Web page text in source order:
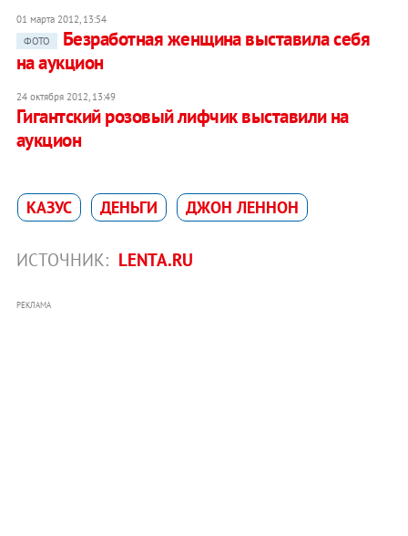
01 марта 2012, 13:54
ФОТО
Безработная женщина выставила себя
на аукцион
24 октября 2012, 13:49
Гигантский розовый лифчик выставили на
аукцион
КАЗУС ДЕНЬГИ ДЖОН ЛЕННОН
ИСТОЧНИК: LENTA.RU
РЕКЛАМА